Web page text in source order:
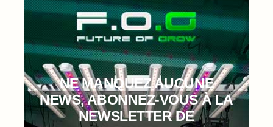
NE MANQUEZ AUCUNE
NEWS, ABONNEZ-VOUS À LA
NEWSLETTER DE